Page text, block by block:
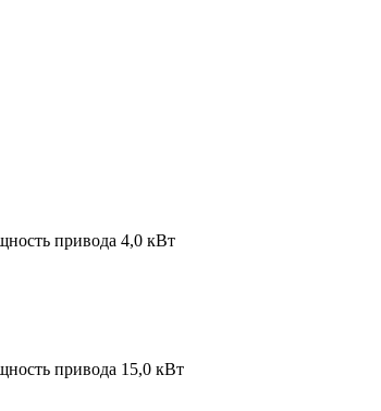
привода 4,0 кВт
привода 15,0 кВт